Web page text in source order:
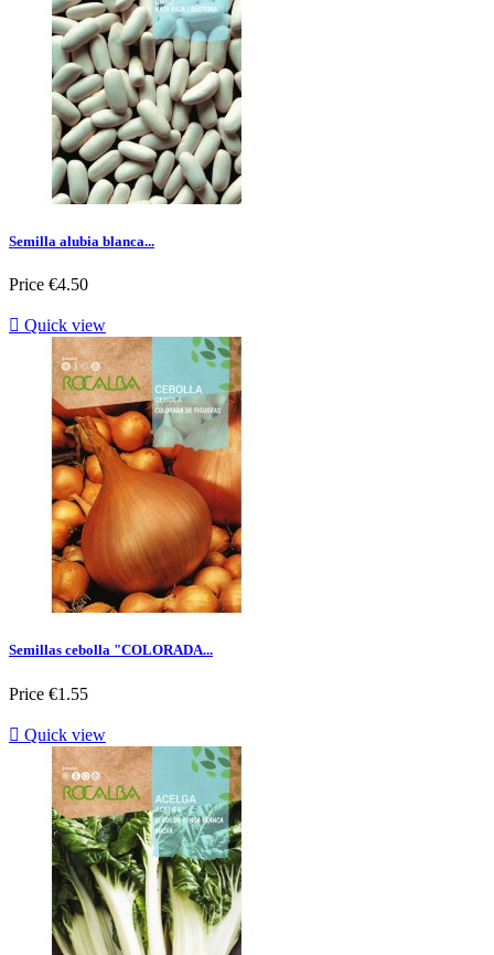
Semilla alubia blanca...
Price €4.50
 Quick view
Semillas cebolla "COLORADA...
Price €1.55
 Quick view